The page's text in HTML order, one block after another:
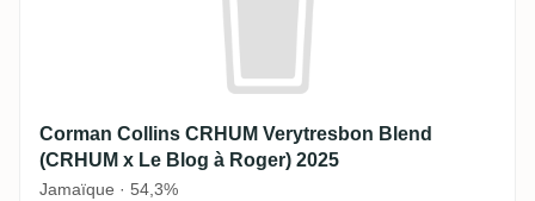
Corman Collins CRHUM Verytresbon Blend
(CRHUM x Le Blog à Roger) 2025
Jamaïque · 54,3%